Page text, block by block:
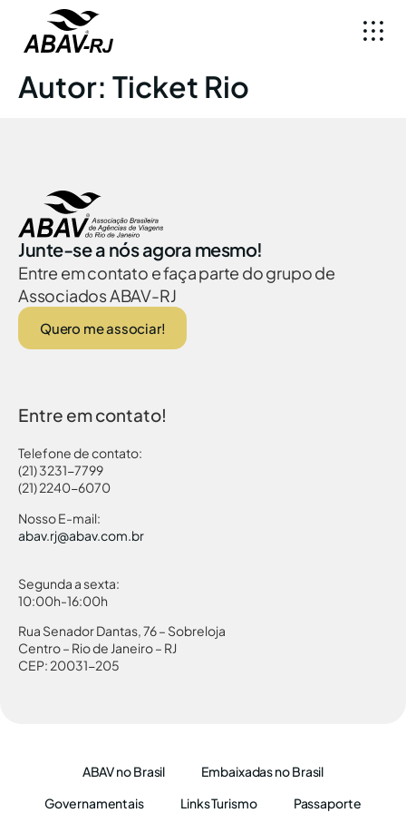
Autor: Ticket Rio
Junte-se a nós agora mesmo!
Entre em contato e faça parte do grupo de
Associados ABAV-RJ
Quero me associar!
Entre em contato!
Telefone de contato:
(21) 3231-7799
(21) 2240-6070
Nosso E-mail:
abav.rj@abav.com.br
Segunda a sexta:
10:00h-16:00h
Rua Senador Dantas, 76 – Sobreloja
Centro – Rio de Janeiro – RJ
CEP: 20031-205
ABAV no Brasil
Embaixadas no Brasil
Governamentais
Links Turismo Passaporte